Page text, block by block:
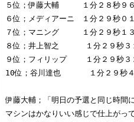
５位；伊藤大輔　　　１分２８秒９
６位；メディアーニ　１分２９秒
７位；マニング　　　１分２９秒１
８位；井上智之　    １分２９秒３
９位；フィリップ    １分２９秒
10位；谷川達也      １分２９秒
伊藤大輔；「明日の予選と同じ時間
マシンはかなりいい感じで仕上がっ